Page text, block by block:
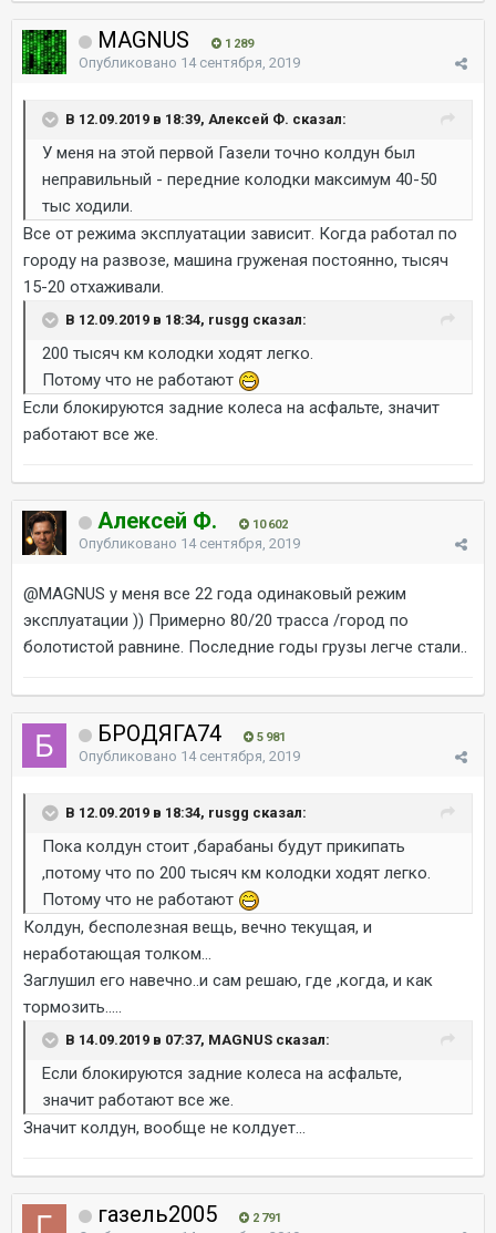
MAGNUS 1 289
Опубликовано 14 сентября, 2019
В 12.09.2019 в 18:39, Алексей Ф. сказал:
У меня на этой первой Газели точно колдун был
неправильный - передние колодки максимум 40-50
тыс ходили.
Все от режима эксплуатации зависит. Когда работал по
городу на развозе, машина груженая постоянно, тысяч
15-20 отхаживали.
В 12.09.2019 в 18:34, rusgg сказал:
200 тысяч км колодки ходят легко.
Потому что не работают
Если блокируются задние колеса на асфальте, значит
работают все же.
Алексей Ф. 10 602
Опубликовано 14 сентября, 2019
@MAGNUS у меня все 22 года одинаковый режим
эксплуатации )) Примерно 80/20 трасса /город по
болотистой равнине. Последние годы грузы легче стали..
БРОДЯГА74 5 981
Опубликовано 14 сентября, 2019
В 12.09.2019 в 18:34, rusgg сказал:
Пока колдун стоит ,барабаны будут прикипать
,потому что по 200 тысяч км колодки ходят легко.
Потому что не работают
Колдун, бесполезная вещь, вечно текущая, и
неработающая толком...
Заглушил его навечно..и сам решаю, где ,когда, и как
тормозить.....
В 14.09.2019 в 07:37, MAGNUS сказал:
Если блокируются задние колеса на асфальте,
значит работают все же.
Значит колдун, вообще не колдует...
газель2005 2 791